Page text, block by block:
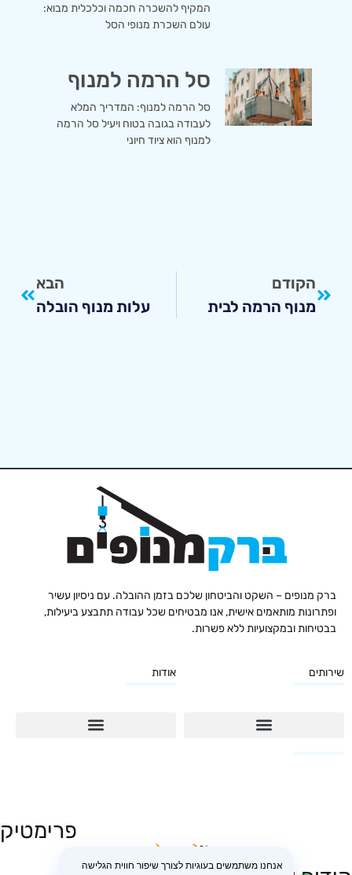
המקיף להשכרה חכמה וכלכלית מבוא:
עולם השכרת מנופי הסל
סל הרמה למנוף
סל הרמה למנוף: המדריך המלא
לעבודה בגובה בטוח ויעיל סל הרמה
למנוף הוא ציוד חיוני
הקודם
מנוף הרמה לבית
הבא
עלות מנוף הובלה
ברק מנופים – השקט והביטחון שלכם בזמן ההובלה. עם ניסיון עשיר
ופתרונות מותאמים אישית, אנו מבטיחים שכל עבודה תתבצע ביעילות,
בבטיחות ובמקצועיות ללא פשרות.
שירותים אודות
פרימטיק
אנחנו משתמשים בעוגיות לצורך שיפור חווית הגלישה